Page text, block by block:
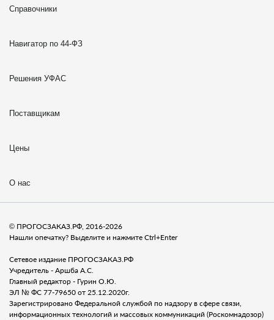
Справочники
Навигатор по 44-ФЗ
Решения УФАС
Поставщикам
Цены
О нас
© ПРОГОСЗАКАЗ.РФ, 2016-2026
Нашли опечатку? Выделите и нажмите Ctrl+Enter
Сетевое издание ПРОГОСЗАКАЗ.РФ
Учредитель - Аршба А.С.
Главный редактор - Гурин О.Ю.
ЭЛ № ФС 77-79650 от 25.12.2020г.
Зарегистрировано Федеральной службой по надзору в сфере связи,
информационных технологий и массовых коммуникаций (Роскомнадозор)